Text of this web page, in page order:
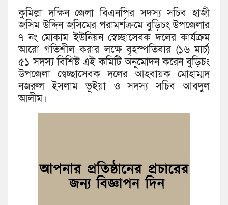
কুমিল্লা দক্ষিন জেলা বিএনপির সদস্য সচিব হাজী
জসিম উদ্দিন জসিমের পরামর্শক্রমে বুড়িচং উপজেলার
৭ নং মোকাম ইউনিয়ন স্বেচ্ছাসেবক দলের কার্যক্রম
আরো গতিশীল করার লক্ষে বৃহস্পতিবার (১৬ মার্চ)
৫১ সদস্য বিশিষ্ট এই কমিটি অনুমোদন করেন বুড়িচং
উপজেলা স্বেচ্ছাসেবক দলের আহবায়ক মোহাম্মদ
নজরুল ইসলাম ভূইয়া ও সদস্য সচিব আবদুল
আলীম।